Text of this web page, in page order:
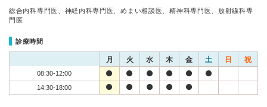
総合内科専門医、神経内科専門医、めまい相談医、精神科専門医、放射線科専
門医
診療時間
月 火 水 木 金 土 日 祝
08:30-12:00
14:30-18:00